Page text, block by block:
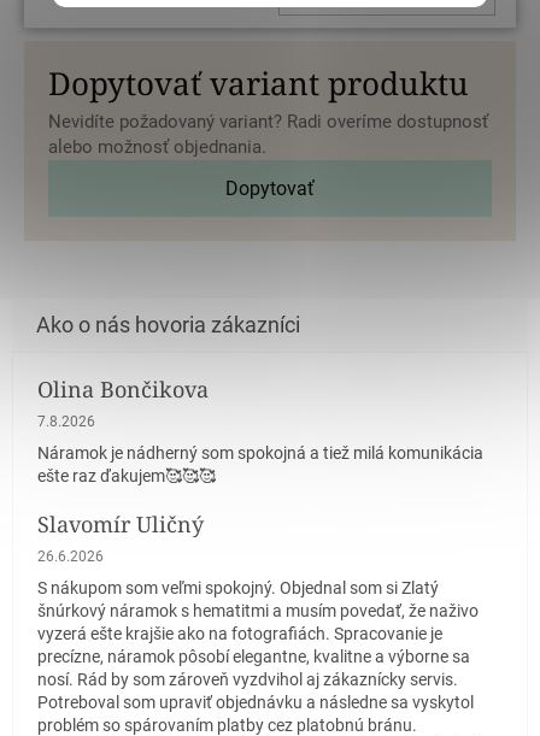
Dopytovať variant produktu
Nevidíte požadovaný variant? Radi overíme dostupnosť
alebo možnosť objednania.
Dopytovať
Olina Bončikova
Hodnotenie obchodu je 5 z 5 hviezdičiek.
7.8.2026
Náramok je nádherný som spokojná a tiež milá komunikácia
ešte raz ďakujem🥰🥰🥰
Slavomír Uličný
Hodnotenie obchodu je 5 z 5 hviezdičiek.
26.6.2026
S nákupom som veľmi spokojný. Objednal som si Zlatý
šnúrkový náramok s hematitmi a musím povedať, že naživo
vyzerá ešte krajšie ako na fotografiách. Spracovanie je
precízne, náramok pôsobí elegantne, kvalitne a výborne sa
nosí. Rád by som zároveň vyzdvihol aj zákaznícky servis.
Potreboval som upraviť objednávku a následne sa vyskytol
problém so spárovaním platby cez platobnú bránu.